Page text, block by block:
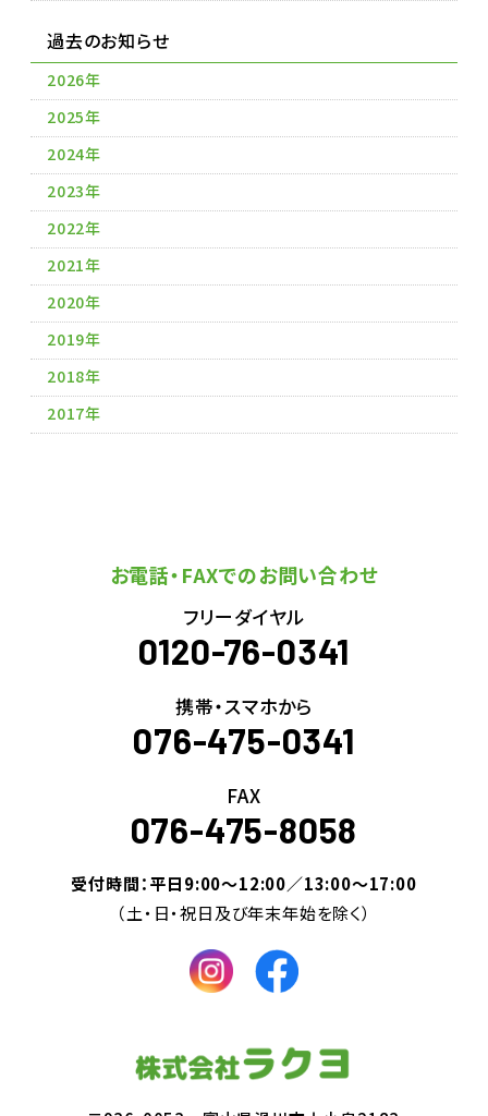
過去のお知らせ
2026年
2025年
2024年
2023年
2022年
2021年
2020年
2019年
2018年
2017年
お電話・FAXでのお問い合わせ
フリーダイヤル
0120-76-0341
携帯・スマホから
076-475-0341
FAX
076-475-8058
受付時間：平日9:00～12:00／13:00～17:00
（土・日・祝日及び年末年始を除く）